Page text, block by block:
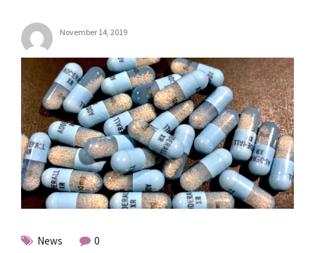
November 14, 2019
News 0